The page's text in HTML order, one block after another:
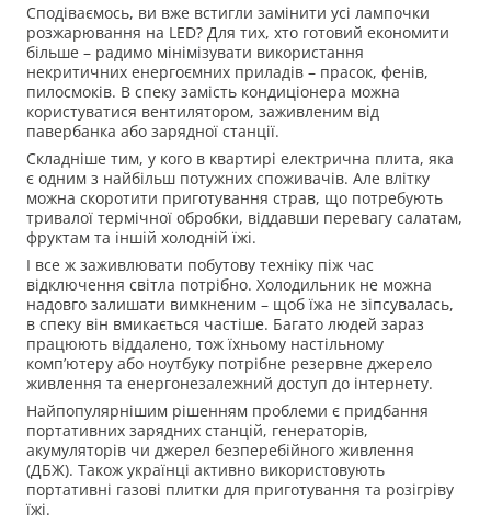
Сподіваємось, ви вже встигли замінити усі лампочки
розжарювання на LED? Для тих, хто готовий економити
більше – радимо мінімізувати використання
некритичних енергоємних приладів – прасок, фенів,
пилосмоків. В спеку замість кондиціонера можна
користуватися вентилятором, заживленим від
павербанка або зарядної станції.
Складніше тим, у кого в квартирі електрична плита, яка
є одним з найбільш потужних споживачів. Але влітку
можна скоротити приготування страв, що потребують
тривалої термічної обробки, віддавши перевагу салатам,
фруктам та іншій холодній їжі.
І все ж заживлювати побутову техніку піж час
відключення світла потрібно. Холодильник не можна
надовго залишати вимкненим – щоб їжа не зіпсувалась,
в спеку він вмикається частіше. Багато людей зараз
працюють віддалено, тож їхньому настільному
комп’ютеру або ноутбуку потрібне резервне джерело
живлення та енергонезалежний доступ до інтернету.
Найпопулярнішим рішенням проблеми є придбання
портативних зарядних станцій, генераторів,
акумуляторів чи джерел безперебійного живлення
(ДБЖ). Також українці активно використовують
портативні газові плитки для приготування та розігріву
їжі.